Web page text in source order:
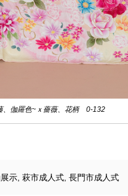
、伽羅色~ｘ薔薇、花柄 0-132
示 萩市成人式 長門市成人式